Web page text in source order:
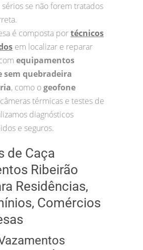
sérios se não forem tratados
é composta portécnicos
em localizar e reparar
equipamentos
sem quebradeira
, como ogeofone
câmeras térmicas e testes de
diagnósticos
e seguros.
de Caça
Ribeirão
Residências,
Comércios